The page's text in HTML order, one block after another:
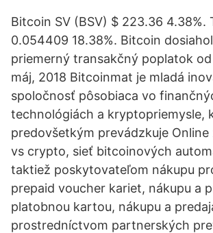
Bitcoin SV (BSV) $ 223.36 4.38%.
0.054409 18.38%. Bitcoin
priemerný transakčný poplatok od
máj, 2018 Bitcoinmat je mladá
spoločnosť pôsobiaca vo
technológiách a kryptopriemysle,
predovšetkým prevádzkuje
vs crypto, sieť bitcoinových
taktiež poskytovateľom nákupu
prepaid voucher kariet, nákupu a
platobnou kartou, nákupu a
prostredníctvom partnerských